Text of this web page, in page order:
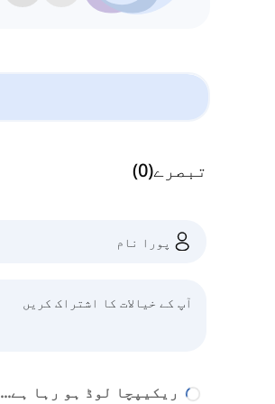
تبصرے(
0
)
ریکیپچا لوڈ ہو رہا ہے...